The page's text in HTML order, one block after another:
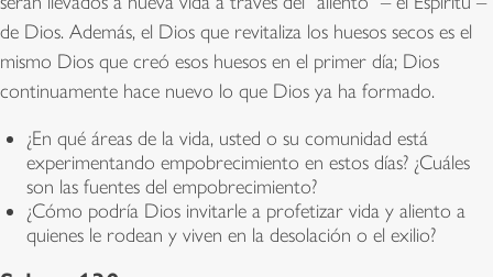
de Dios. Además, el Dios que revitaliza los huesos secos es el
mismo Dios que creó esos huesos en el primer día; Dios
continuamente hace nuevo lo que Dios ya ha formado.
¿En qué áreas de la vida, usted o su comunidad está
experimentando empobrecimiento en estos días? ¿Cuáles
son las fuentes del empobrecimiento?
¿Cómo podría Dios invitarle a profetizar vida y aliento a
quienes le rodean y viven en la desolación o el exilio?